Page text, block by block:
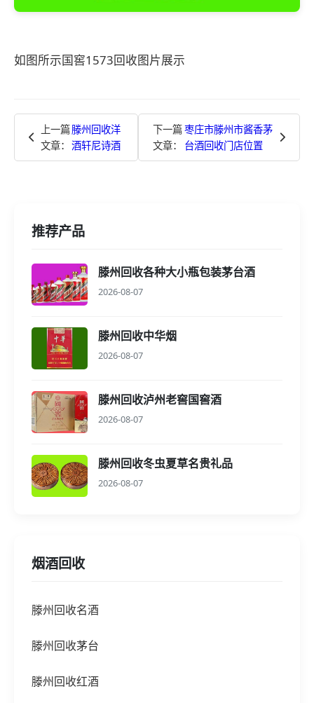
如图所示国窖1573回收图片展示
上一篇
文章：
滕州回收洋
酒轩尼诗酒
下一篇
文章：
枣庄市滕州市酱香茅
台酒回收门店位置
推荐产品
滕州回收各种大小瓶包装茅台酒
2026-08-07
滕州回收中华烟
2026-08-07
滕州回收泸州老窖国窖酒
2026-08-07
滕州回收冬虫夏草名贵礼品
2026-08-07
烟酒回收
滕州回收名酒
滕州回收茅台
滕州回收红酒